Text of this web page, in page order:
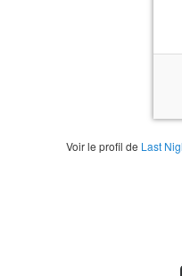
Voir le profil de Last